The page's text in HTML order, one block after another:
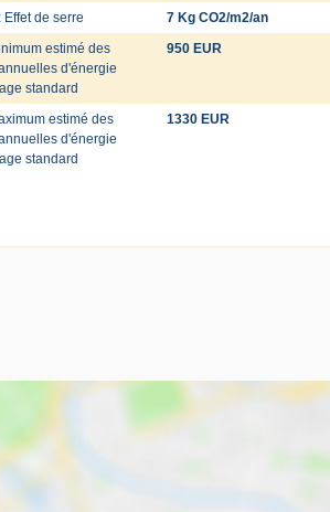
Effet de serre
7 Kg CO2/m2/an
estimé des
d'énergie
standard
950 EUR
estimé des
d'énergie
standard
1330 EUR